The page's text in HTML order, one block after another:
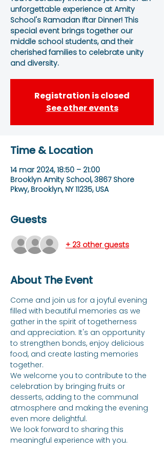
unforgettable experience at Amity
School's Ramadan Iftar Dinner! This
special event brings together our
middle school students, and their
cherished families to celebrate unity
and diversity.
Registration is closed
See other events
Time & Location
14 mar 2024, 18:50 – 21:00
Brooklyn Amity School, 3867 Shore
Pkwy, Brooklyn, NY 11235, USA
Guests
+ 23 other guests
About The Event
Come and join us for a joyful evening
filled with beautiful memories as we
gather in the spirit of togetherness
and appreciation. It's an opportunity
to strengthen bonds, enjoy delicious
food, and create lasting memories
together.
We welcome you to contribute to the
celebration by bringing fruits or
desserts, adding to the communal
atmosphere and making the evening
even more delightful.
We look forward to sharing this
meaningful experience with you.